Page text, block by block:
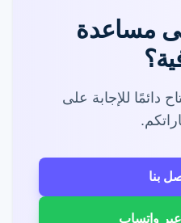
مساعدة
دائمًا للإجابة على
بنا
واتساب